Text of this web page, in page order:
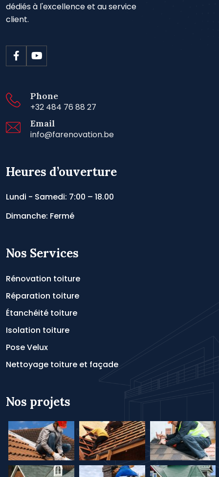
dédiés à l'excellence et au service
client.
Phone
+32 484 76 88 27
Email
info@farenovation.be
Heures d’ouverture
Lundi - Samedi: 7:00 – 18.00
Dimanche: Fermé
Nos Services
Rénovation toiture
Réparation toiture
Étanchéité toiture
Isolation toiture
Pose Velux
Nettoyage toiture et façade
Nos projets